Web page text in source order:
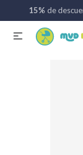
15% de
